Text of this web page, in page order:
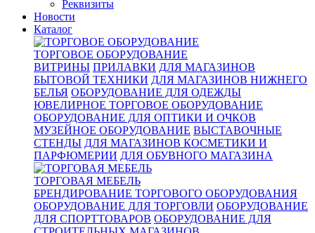
Реквизиты
Новости
Каталог
ТОРГОВОЕ ОБОРУДОВАНИЕ
ВИТРИНЫ ПРИЛАВКИ ДЛЯ МАГАЗИНОВ
БЫТОВОЙ ТЕХНИКИ ДЛЯ МАГАЗИНОВ НИЖНЕГО
БЕЛЬЯ ОБОРУДОВАНИЕ ДЛЯ ОДЕЖДЫ
ЮВЕЛИРНОЕ ТОРГОВОЕ ОБОРУДОВАНИЕ
ОБОРУДОВАНИЕ ДЛЯ ОПТИКИ И ОЧКОВ
МУЗЕЙНОЕ ОБОРУДОВАНИЕ ВЫСТАВОЧНЫЕ
СТЕНДЫ ДЛЯ МАГАЗИНОВ КОСМЕТИКИ И
ПАРФЮМЕРИИ ДЛЯ ОБУВНОГО МАГАЗИНА
ТОРГОВАЯ МЕБЕЛЬ
БРЕНДИРОВАНИЕ ТОРГОВОГО ОБОРУДОВАНИЯ
ОБОРУДОВАНИЕ ДЛЯ ТОРГОВЛИ ОБОРУДОВАНИЕ
ДЛЯ СПОРТТОВАРОВ ОБОРУДОВАНИЕ ДЛЯ